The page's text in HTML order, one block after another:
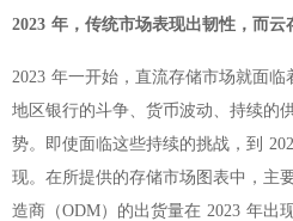
2023 年，传统市场表现出韧性，而云
2023 年一开始，直流存储市场就面
地区银行的斗争、货币波动、持续的
势。即使面临这些持续的挑战，到
现。在所提供的存储市场图表中，主
造商（ODM）的出货量在 2023 年出